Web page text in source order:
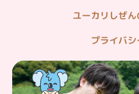
ユーカリしぜ
プライバ